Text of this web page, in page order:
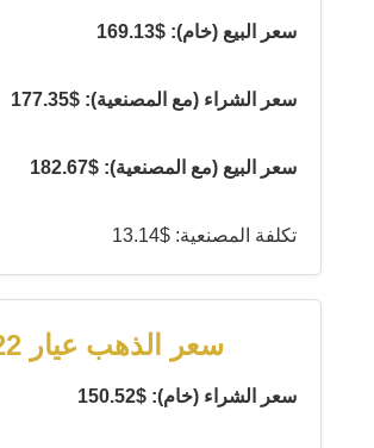
سعر البيع (خام): $169.13
سعر الشراء (مع المصنعية): $177.35
سعر البيع (مع المصنعية): $182.67
تكلفة المصنعية: $13.14
سعر الذهب عيار 22
سعر الشراء (خام): $150.52